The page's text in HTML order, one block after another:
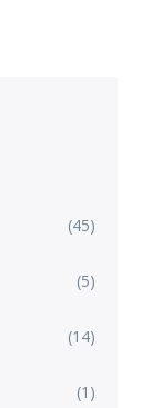
(45)
(5)
(14)
(1)